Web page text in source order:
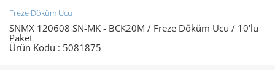
Freze Döküm Ucu
SNMX 120608 SN-MK - BCK20M / Freze Döküm Ucu / 10'lu
Paket
Ürün Kodu : 5081875